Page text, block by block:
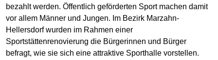
bezahlt werden. Öffentlich geförderten Sport machen damit
vor allem Männer und Jungen. Im Bezirk Marzahn-
Hellersdorf wurden im Rahmen einer
Sportstättenrenovierung die Bürgerinnen und Bürger
befragt, wie sie sich eine attraktive Sporthalle vorstellen.